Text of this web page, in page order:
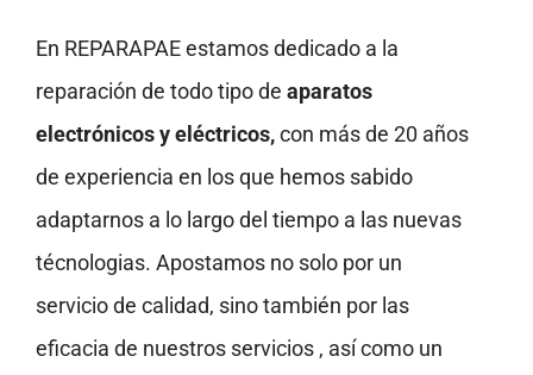
En REPARAPAE estamos dedicado a la
reparación de todo tipo de aparatos
electrónicos y eléctricos,con más de 20 años
de experiencia en los que hemos sabido
adaptarnos a lo largo del tiempo a las nuevas
técnologias. Apostamos no solo por un
servicio de calidad, sino también por las
eficacia de nuestros servicios , así como un